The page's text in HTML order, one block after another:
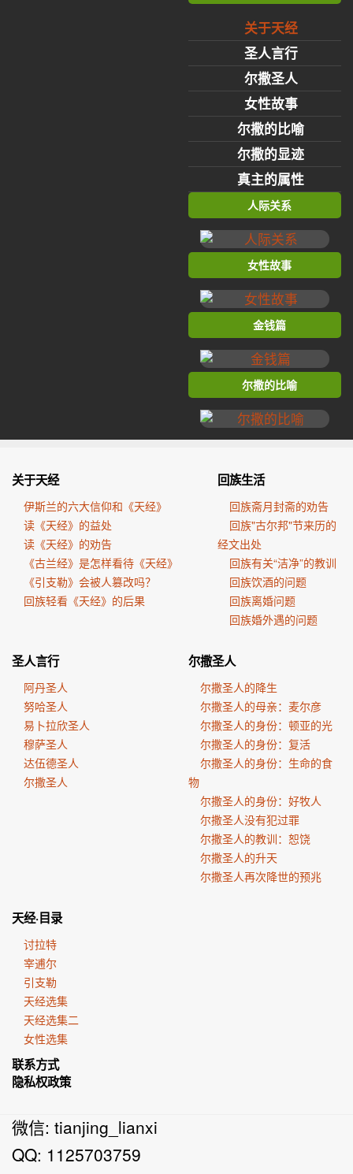
关于天经
圣人言行
尔撒圣人
女性故事
尔撒的比喻
尔撒的显迹
真主的属性
人际关系
女性故事
金钱篇
尔撒的比喻
关于天经
伊斯兰的六大信仰和《天经》
读《天经》的益处
读《天经》的劝告
《古兰经》是怎样看待《天经》
《引支勒》会被人篡改吗？
回族轻看《天经》的后果
回族生活
回族斋月封斋的劝告
回族"古尔邦"节来历的
经文出处
回族有关“洁净”的教训
回族饮酒的问题
回族离婚问题
回族婚外遇的问题
圣人言行
阿丹圣人
努哈圣人
易卜拉欣圣人
穆萨圣人
达伍德圣人
尔撒圣人
尔撒圣人
尔撒圣人的降生
尔撒圣人的母亲：麦尔彦
尔撒圣人的身份：顿亚的光
尔撒圣人的身份：复活
尔撒圣人的身份：生命的食
物
尔撒圣人的身份：好牧人
尔撒圣人没有犯过罪
尔撒圣人的教训：恕饶
尔撒圣人的升天
尔撒圣人再次降世的预兆
天经·目录
讨拉特
宰逋尔
引支勒
天经选集
天经选集二
女性选集
联系方式
隐私权政策
微信: tianjing_lianxi
QQ: 1125703759